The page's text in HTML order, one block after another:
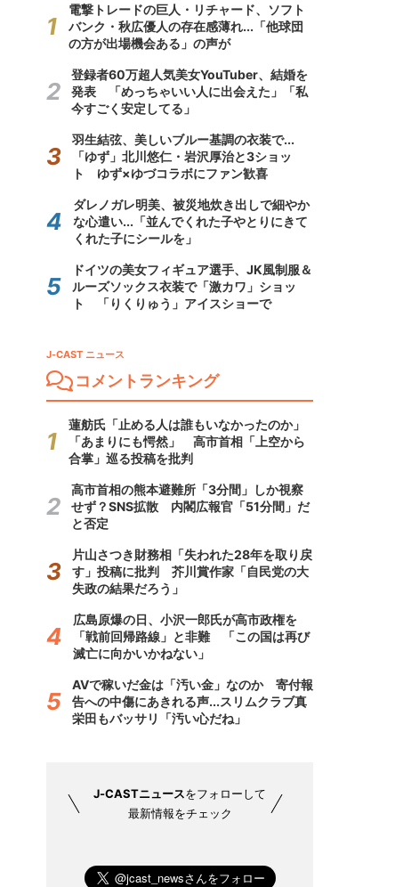
電撃トレードの巨人・リチャード、ソフト
バンク・秋広優人の存在感薄れ...「他球団
の方が出場機会ある」の声が
登録者60万超人気美女YouTuber、結婚を
発表 「めっちゃいい人に出会えた」「私
今すごく安定してる」
羽生結弦、美しいブルー基調の衣装で...
「ゆず」北川悠仁・岩沢厚治と3ショッ
ト ゆず×ゆづコラボにファン歓喜
ダレノガレ明美、被災地炊き出しで細やか
な心遣い...「並んでくれた子やとりにきて
くれた子にシールを」
ドイツの美女フィギュア選手、JK風制服＆
ルーズソックス衣装で「激カワ」ショッ
ト 「りくりゅう」アイスショーで
J-CAST ニュース
コメントランキング
蓮舫氏「止める人は誰もいなかったのか」
「あまりにも愕然」 高市首相「上空から
合掌」巡る投稿を批判
高市首相の熊本避難所「3分間」しか視察
せず？SNS拡散 内閣広報官「51分間」だ
と否定
片山さつき財務相「失われた28年を取り戻
す」投稿に批判 芥川賞作家「自民党の大
失政の結果だろう」
広島原爆の日、小沢一郎氏が高市政権を
「戦前回帰路線」と非難 「この国は再び
滅亡に向かいかねない」
AVで稼いだ金は「汚い金」なのか 寄付報
告への中傷にあきれる声...スリムクラブ真
栄田もバッサリ「汚い心だね」
J-CASTニュースをフォローして
最新情報をチェック